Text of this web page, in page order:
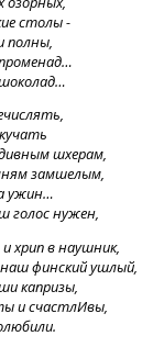
столы -
полны,
шхерам,
замшелым,
ужин…
голос нужен,
хрип в наушник,
финский ушлый,
капризы,
и счастлИвы,